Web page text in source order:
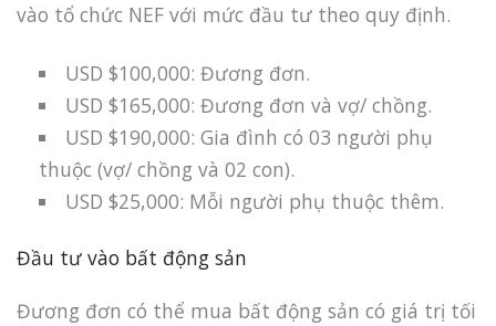
vào tổ chức NEF với mức đầu tư theo quy định.
USD $100,000: Đương đơn.
USD $165,000: Đương đơn và vợ/ chồng.
USD $190,000: Gia đình có 03 người phụ
thuộc (vợ/ chồng và 02 con).
USD $25,000: Mỗi người phụ thuộc thêm.
Đầu tư vào bất động sản
Đương đơn có thể mua bất động sản có giá trị tối